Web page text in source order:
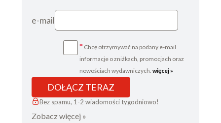
e-mail
* Chcę otrzymywać na podany e-mail
informacje o zniżkach, promocjach oraz
nowościach wydawniczych. więcej »
DOŁĄCZ TERAZ
Bez spamu, 1-2 wiadomości tygodniowo!
Zobacz więcej »